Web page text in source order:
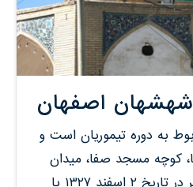
اصفهان
به دوره تیموریان است و
کوچه مسجد صفا، میدان
شهشهان واقع شده و این اثر در تاریخ ۲ اسفند ۱۳۲۷ با